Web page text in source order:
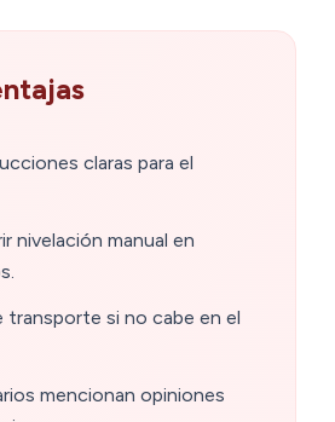
claras para el
nivelación manual en
transporte si no cabe en el
mencionan opiniones